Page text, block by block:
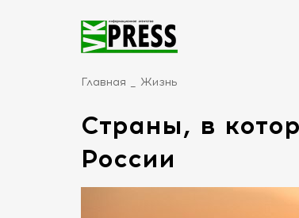
Главная Жизнь
Страны, в
России